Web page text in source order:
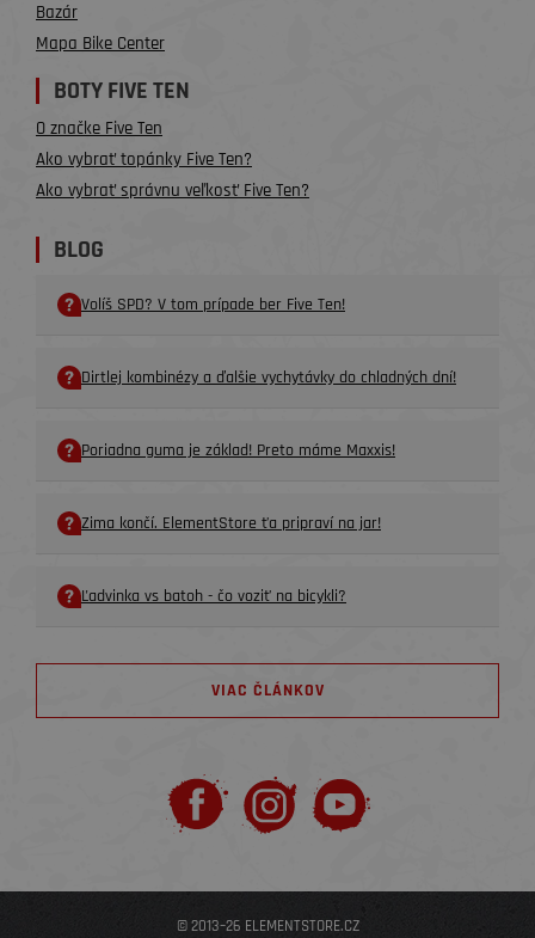
Bazár
Mapa Bike Center
BOTY FIVE TEN
O značke Five Ten
Ako vybrať topánky Five Ten?
Ako vybrať správnu veľkosť Five Ten?
BLOG
Volíš SPD? V tom prípade ber Five Ten!
Dirtlej kombinézy a ďalšie vychytávky do chladných dní!
Poriadna guma je základ! Preto máme Maxxis!
Zima končí. ElementStore ťa pripraví na jar!
Ľadvinka vs batoh - čo voziť na bicykli?
VIAC ČLÁNKOV
© 2013–26 ELEMENTSTORE.CZ